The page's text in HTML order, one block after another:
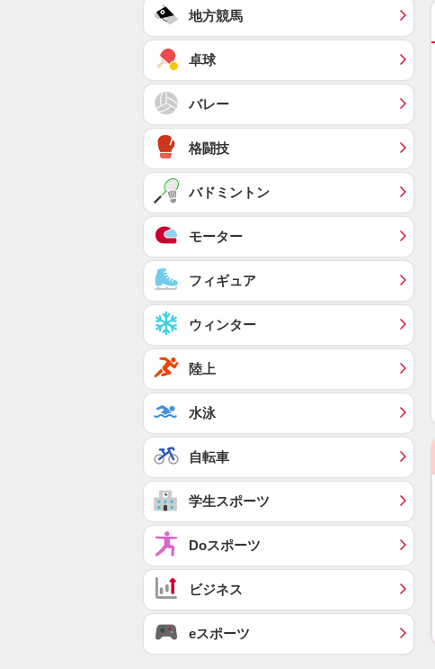
地方競馬
卓球
バレー
格闘技
バドミントン
モーター
フィギュア
ウィンター
陸上
水泳
自転車
学生スポーツ
Doスポーツ
ビジネス
eスポーツ